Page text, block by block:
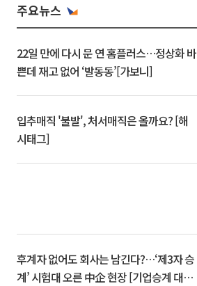
주요뉴스
22일 만에 다시 문 연 홈플러스…정상화 바
쁜데 재고 없어 ‘발동동’[가보니]
입추매직 '불발', 처서매직은 올까요? [해
시태그]
후계자 없어도 회사는 남긴다?…‘제3자 승
계’ 시험대 오른 中企 현장 [기업승계 대전